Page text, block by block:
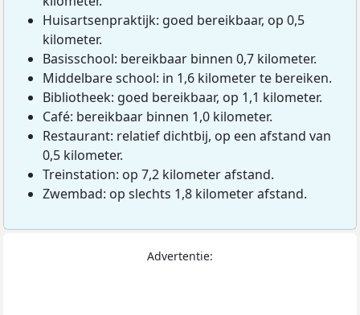
Huisartsenpraktijk: goed bereikbaar, op 0,5
kilometer.
Basisschool: bereikbaar binnen 0,7 kilometer.
Middelbare school: in 1,6 kilometer te bereiken.
Bibliotheek: goed bereikbaar, op 1,1 kilometer.
Café: bereikbaar binnen 1,0 kilometer.
Restaurant: relatief dichtbij, op een afstand van
0,5 kilometer.
Treinstation: op 7,2 kilometer afstand.
Zwembad: op slechts 1,8 kilometer afstand.
Advertentie: